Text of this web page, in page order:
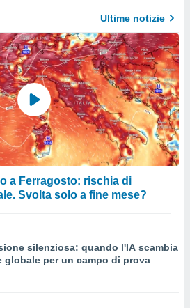
Ultime notizie
a Ferragosto: rischia di
Svolta solo a fine mese?
silenziosa: quando l'IA scambia
globale per un campo di prova